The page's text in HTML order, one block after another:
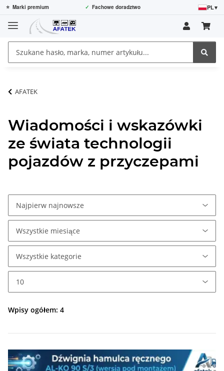
⭐ Marki premium ✓ Fachowe doradztwo PL▾
AFATEK
Wiadomości i wskazówki
ze świata technologii
pojazdów z przyczepami
Wpisy ogółem: 4